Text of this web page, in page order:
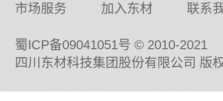
市场服务
加入东材 联系
蜀ICP备09041051号 © 2010-2021
四川东材科技集团股份有限公司 版